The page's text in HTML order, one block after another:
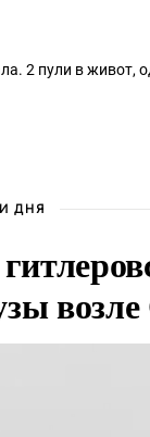
2 пули в живот,
ДНЯ